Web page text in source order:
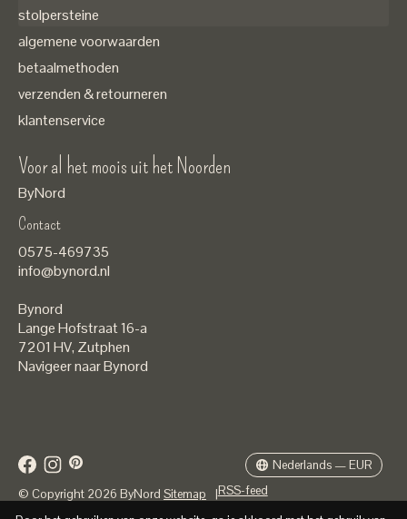
stolpersteine
algemene voorwaarden
betaalmethoden
verzenden & retourneren
klantenservice
Voor al het moois uit het Noorden
ByNord
Contact
0575-469735
info@bynord.nl
Bynord
Lange Hofstraat 16-a
7201 HV, Zutphen
Navigeer naar Bynord
© Copyright 2026 ByNord Sitemap |RSS-feed
Nederlands — EUR